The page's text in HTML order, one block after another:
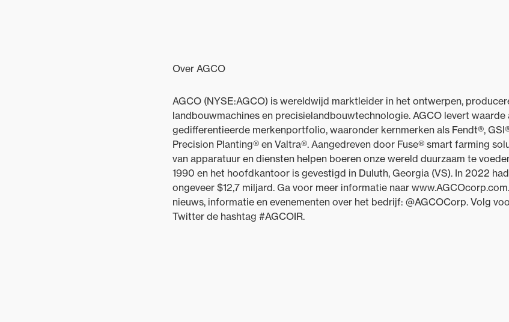
Over AGCO
AGCO (NYSE:AGCO) is wereldwijd marktleider in het ontwerpen,
landbouwmachines en precisielandbouwtechnologie. AGCO levert waarde
gedifferentieerde merkenportfolio, waaronder kernmerken als Fendt®,
Precision Planting® en Valtra®. Aangedreven door Fuse® smart farming
van apparatuur en diensten helpen boeren onze wereld duurzaam te
1990 en het hoofdkantoor is gevestigd in Duluth, Georgia (VS). In 2022
ongeveer $12,7 miljard. Ga voor meer informatie naar
nieuws, informatie en evenementen over het bedrijf: @AGCOCorp. Volg
Twitter de hashtag #AGCOIR.